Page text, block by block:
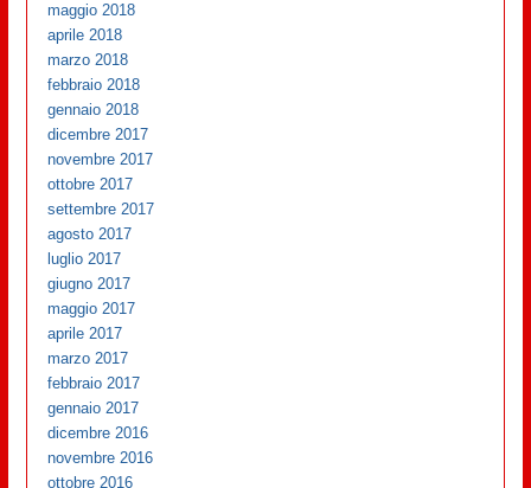
maggio 2018
aprile 2018
marzo 2018
febbraio 2018
gennaio 2018
dicembre 2017
novembre 2017
ottobre 2017
settembre 2017
agosto 2017
luglio 2017
giugno 2017
maggio 2017
aprile 2017
marzo 2017
febbraio 2017
gennaio 2017
dicembre 2016
novembre 2016
ottobre 2016